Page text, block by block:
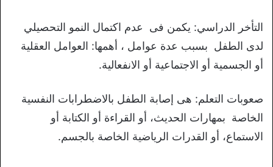
التأخر الدراسي: يكمن فى عدم اكتمال النمو التحصيلي
لدى الطفل بسبب عدة عوامل ، أهمها: العوامل العقلية
أو الجسمية أو الاجتماعية أو الانفعالية.
صعوبات التعلم: هى إصابة الطفل بالاضطرابات النفسية
الخاصة بمهارات الحديث، أو القراءة أو الكتابة أو
الاستماع، أو القدرات الرياضية الخاصة بالجسم.